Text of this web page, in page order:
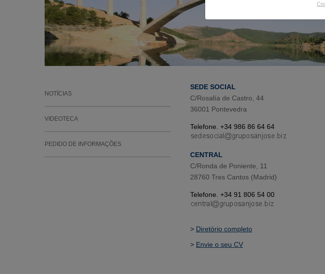
NOTÍCIAS
VIDEOTECA
PEDIDO DE INFORMAÇÕES
SEDE SOCIAL
C/Rosalía de Castro, 44
36001 Pontevedra
Telefone. +34 986 86 64 64
CENTRAL
C/Ronda de Poniente, 11
28760 Tres Cantos (Madrid)
Telefone. +34 91 806 54 00
> Diretório completo
> Envie o seu CV